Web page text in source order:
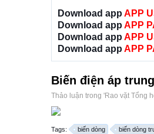
Download app APP
Download app APP
Download app APP
Download app APP
Biến điện áp
Thảo luận trong 'Rao vặt Tổng
Tags: biến dòng biến dòng